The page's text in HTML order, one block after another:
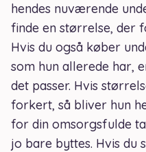
hendes nuværende
finde en størrelse, der
Hvis du også køber
som hun allerede har,
det passer. Hvis
forkert, så bliver hun
for din omsorgsfulde
jo bare byttes. Hvis